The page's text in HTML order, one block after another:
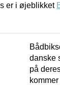
er i øjeblikket
danske
på